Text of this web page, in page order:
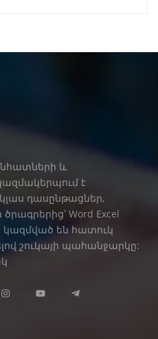
և
է
դասընթացներ,
Word Excel
կազմված են հատուկ
շուկայի պահանջարկը: